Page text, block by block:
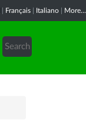
Français Italiano More...